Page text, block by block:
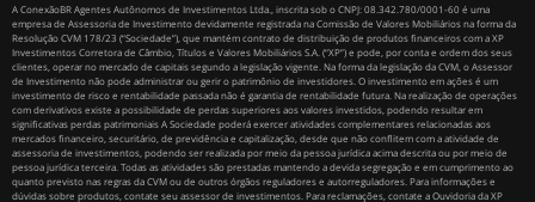
A ConexãoBR Agentes Autônomos de Investimentos Ltda., inscrita sob o CNPJ: 08.342.780/0001-60 é uma
empresa de Assessoria de Investimento devidamente registrada na Comissão de Valores Mobiliários na forma da
Resolução CVM 178/23 (“Sociedade”), que mantém contrato de distribuição de produtos financeiros com a XP
Investimentos Corretora de Câmbio, Títulos e Valores Mobiliários S.A. (“XP”) e pode, por conta e ordem dos seus
clientes, operar no mercado de capitais segundo a legislação vigente. Na forma da legislação da CVM, o Assessor
de Investimento não pode administrar ou gerir o patrimônio de investidores. O investimento em ações é um
investimento de risco e rentabilidade passada não é garantia de rentabilidade futura. Na realização de operações
com derivativos existe a possibilidade de perdas superiores aos valores investidos, podendo resultar em
significativas perdas patrimoniais A Sociedade poderá exercer atividades complementares relacionadas aos
mercados financeiro, securitário, de previdência e capitalização, desde que não conflitem com a atividade de
assessoria de investimentos, podendo ser realizada por meio da pessoa jurídica acima descrita ou por meio de
pessoa jurídica terceira. Todas as atividades são prestadas mantendo a devida segregação e em cumprimento ao
quanto previsto nas regras da CVM ou de outros órgãos reguladores e autorreguladores. Para informações e
dúvidas sobre produtos, contate seu assessor de investimentos. Para reclamações, contate a Ouvidoria da XP